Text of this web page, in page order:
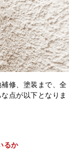
修、塗装まで、全
点が以下となりま
るか